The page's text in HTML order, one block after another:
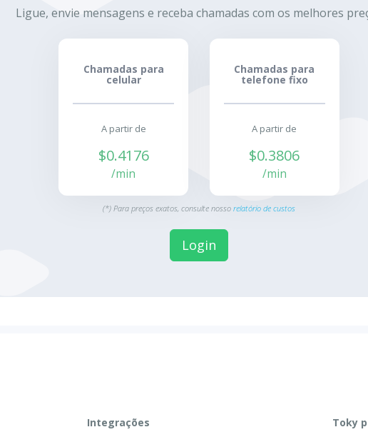
Ligue, envie mensagens e receba chamadas com os melhores
Chamadas para
celular
A partir de
$0.4176
/min
Chamadas para
telefone fixo
A partir de
$0.3806
/min
(*) Para preços exatos, consulte nosso relatório de custos
Login
Integrações Toky